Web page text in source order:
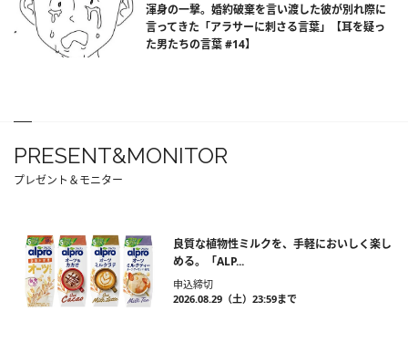
渾身の一撃。婚約破棄を言い渡した彼が別れ際に
言ってきた「アラサーに刺さる言葉」【耳を疑っ
た男たちの言葉 #14】
PRESENT&MONITOR
プレゼント＆モニター
良質な植物性ミルクを、手軽においしく楽し
める。「ALP...
申込締切
2026.08.29（土）23:59まで